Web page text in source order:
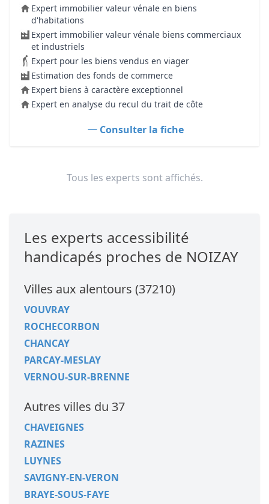
Expert immobilier valeur vénale en biens
d'habitations
Expert immobilier valeur vénale biens commerciaux
et industriels
Expert pour les biens vendus en viager
Estimation des fonds de commerce
Expert biens à caractère exceptionnel
Expert en analyse du recul du trait de côte
Consulter la fiche
Tous les experts sont affichés.
Les experts accessibilité
handicapés proches de NOIZAY
Villes aux alentours (37210)
VOUVRAY
ROCHECORBON
CHANCAY
PARCAY-MESLAY
VERNOU-SUR-BRENNE
Autres villes du 37
CHAVEIGNES
RAZINES
LUYNES
SAVIGNY-EN-VERON
BRAYE-SOUS-FAYE